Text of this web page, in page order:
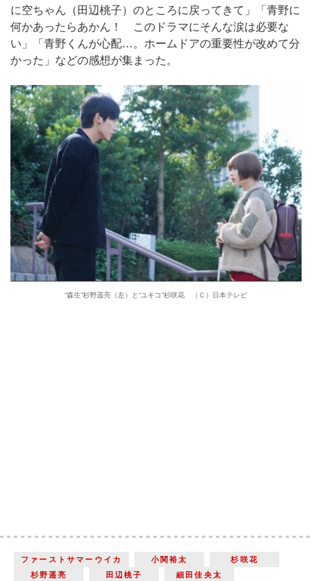
に空ちゃん（田辺桃子）のところに戻ってきて」「青野に
何かあったらあかん！ このドラマにそんな涙は必要な
い」「青野くんが心配…。ホームドアの重要性が改めて分
かった」などの感想が集まった。
“森生”杉野遥亮（左）と“ユキコ”杉咲花 （Ｃ）日本テレビ
ファーストサマーウイカ 小関裕太
杉咲花
杉野遥亮
田辺桃子 細田佳央太